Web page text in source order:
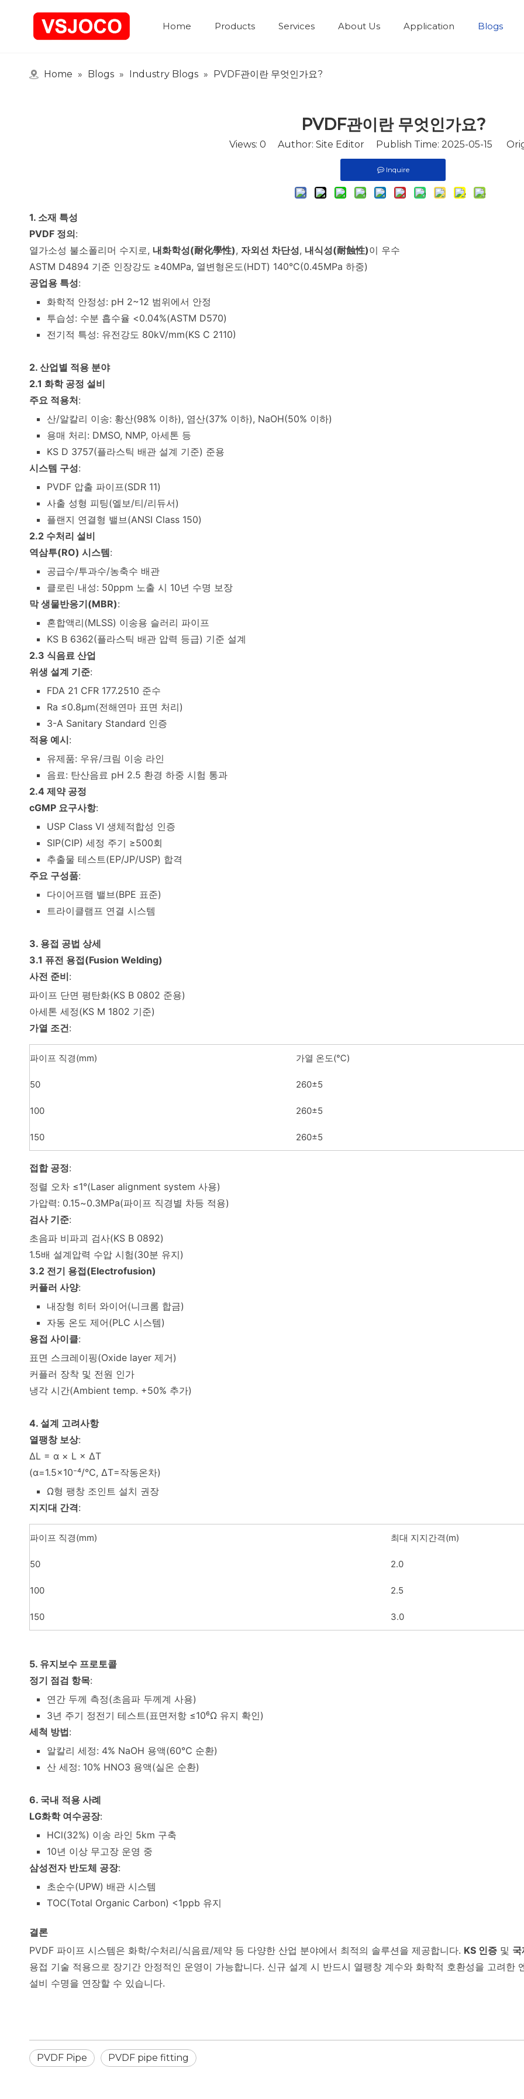
Home Products Services About Us Application Blogs
Home » Blogs » Industry Blogs » PVDF관이란 무엇인가요?
PVDF관이란 무엇인가요?
Views: 0 Author: Site Editor Publish Time: 2025-05-15
Inquire
1. 소재 특성
PVDF 정의:
열가소성 불소폴리머 수지로, 내화학성(耐化學性), 자외선 차단성, 내식성(耐蝕性)이 우수
ASTM D4894 기준 인장강도 ≥40MPa, 열변형온도(HDT) 140°C(0.45MPa 하중)
공업용 특성:
화학적 안정성: pH 2~12 범위에서 안정
투습성: 수분 흡수율 <0.04%(ASTM D570)
전기적 특성: 유전강도 80kV/mm(KS C 2110)
2. 산업별 적용 분야
2.1 화학 공정 설비
주요 적용처:
산/알칼리 이송: 황산(98% 이하), 염산(37% 이하), NaOH(50% 이하)
용매 처리: DMSO, NMP, 아세톤 등
KS D 3757(플라스틱 배관 설계 기준) 준용
시스템 구성:
PVDF 압출 파이프(SDR 11)
사출 성형 피팅(엘보/티/리듀서)
플랜지 연결형 밸브(ANSI Class 150)
2.2 수처리 설비
역삼투(RO) 시스템:
공급수/투과수/농축수 배관
클로린 내성: 50ppm 노출 시 10년 수명 보장
막 생물반응기(MBR):
혼합액리(MLSS) 이송용 슬러리 파이프
KS B 6362(플라스틱 배관 압력 등급) 기준 설계
2.3 식음료 산업
위생 설계 기준:
FDA 21 CFR 177.2510 준수
Ra ≤0.8μm(전해연마 표면 처리)
3-A Sanitary Standard 인증
적용 예시:
유제품: 우유/크림 이송 라인
음료: 탄산음료 pH 2.5 환경 하중 시험 통과
2.4 제약 공정
cGMP 요구사항:
USP Class VI 생체적합성 인증
SIP(CIP) 세정 주기 ≥500회
추출물 테스트(EP/JP/USP) 합격
주요 구성품:
다이어프램 밸브(BPE 표준)
트라이클램프 연결 시스템
3. 용접 공법 상세
3.1 퓨전 용접(Fusion Welding)
사전 준비:
파이프 단면 평탄화(KS B 0802 준용)
아세톤 세정(KS M 1802 기준)
가열 조건:
파이프 직경(mm) 가열 온도(℃)
50 260±5
100 260±5
150 260±5
접합 공정:
정렬 오차 ≤1°(Laser alignment system 사용)
가압력: 0.15~0.3MPa(파이프 직경별 차등 적용)
검사 기준:
초음파 비파괴 검사(KS B 0892)
1.5배 설계압력 수압 시험(30분 유지)
3.2 전기 용접(Electrofusion)
커플러 사양:
내장형 히터 와이어(니크롬 합금)
자동 온도 제어(PLC 시스템)
용접 사이클:
표면 스크레이핑(Oxide layer 제거)
커플러 장착 및 전원 인가
냉각 시간(Ambient temp. +50% 추가)
4. 설계 고려사항
열팽창 보상:
ΔL = α × L × ΔT
(α=1.5×10⁻⁴/℃, ΔT=작동온차)
Ω형 팽창 조인트 설치 권장
지지대 간격:
파이프 직경(mm) 최대 지지간격(m)
50 2.0
100 2.5
150 3.0
5. 유지보수 프로토콜
정기 점검 항목:
연간 두께 측정(초음파 두께계 사용)
3년 주기 정전기 테스트(표면저항 ≤10⁶Ω 유지 확인)
세척 방법:
알칼리 세정: 4% NaOH 용액(60℃ 순환)
산 세정: 10% HNO3 용액(실온 순환)
6. 국내 적용 사례
LG화학 여수공장:
HCl(32%) 이송 라인 5km 구축
10년 이상 무고장 운영 중
삼성전자 반도체 공장:
초순수(UPW) 배관 시스템
TOC(Total Organic Carbon) <1ppb 유지
결론
PVDF 파이프 시스템은 화학/수처리/식음료/제약 등 다양한 산업 분야에서 최적의 솔루션을 제공합니다. KS 인증 및
용접 기술 적용으로 장기간 안정적인 운영이 가능합니다. 신규 설계 시 반드시 열팽창 계수와 화학적 호환성을 고려한
설비 수명을 연장할 수 있습니다.
PVDF Pipe PVDF pipe fitting